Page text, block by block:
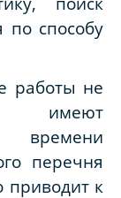
способу
работы не
имеют
времени
перечня
приводит к